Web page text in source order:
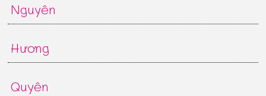
Nguyên
Hương
Quyên